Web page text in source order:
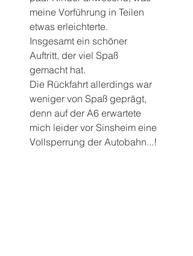
meine Vorführung in Teilen
etwas erleichterte.
Insgesamt ein schöner
Auftritt, der viel Spaß
gemacht hat.
Die Rückfahrt allerdings war
weniger von Spaß geprägt,
denn auf der A6 erwartete
mich leider vor Sinsheim eine
Vollsperrung der Autobahn...!